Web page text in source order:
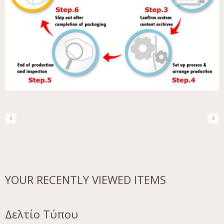
YOUR RECENTLY VIEWED ITEMS
Δελτίο Τύπου